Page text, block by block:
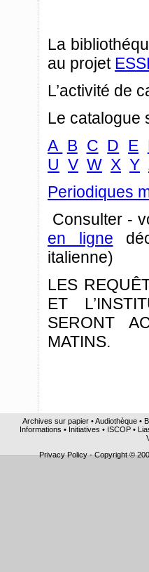
La
au projet
L’activité de
Le catalogue
A B C D E
U V W X Y
Periodiques
Consulter -
en ligne
italienne)
LES
ET
SERONT
MATINS.
Archives sur papier•Audiothèque•
Informations • Initiatives • ISCOP•
Privacy Policy-Copyright ©